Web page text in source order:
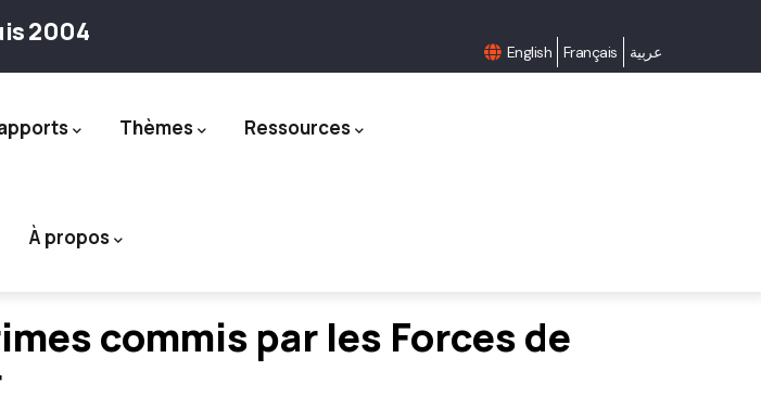
2004
English Français عربية
Thèmes Ressources
À propos
commis par les Forces de